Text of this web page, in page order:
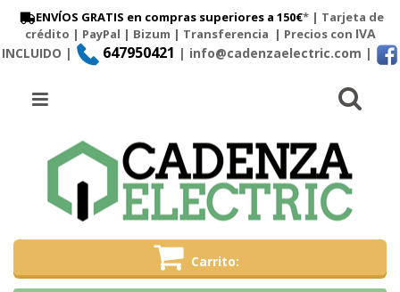
ENVÍOS GRATIS en compras superiores a 150€* | Tarjeta de
crédito | PayPal | Bizum | Transferencia | Precios con IVA
INCLUIDO |
647950421 | info@cadenzaelectric.com |
Carrito
Menú